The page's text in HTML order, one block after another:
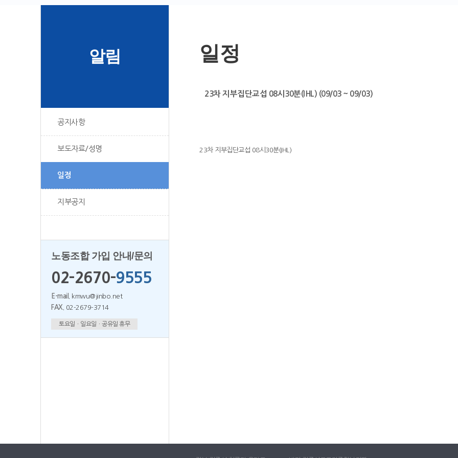
알림
공지사항
보도자료/성명
일정
지부공지
노동조합 가입 안내/문의
02-2670-9555
E-mail.
kmwu@jinbo.net
FAX.
02-2679-3714
토요일ㆍ일요일ㆍ공유일 휴무
일정
23차 지부집단교섭 08시30분(IHL) (09/03 ~ 09/03)
23차 지부집단교섭 08시30분(IHL)